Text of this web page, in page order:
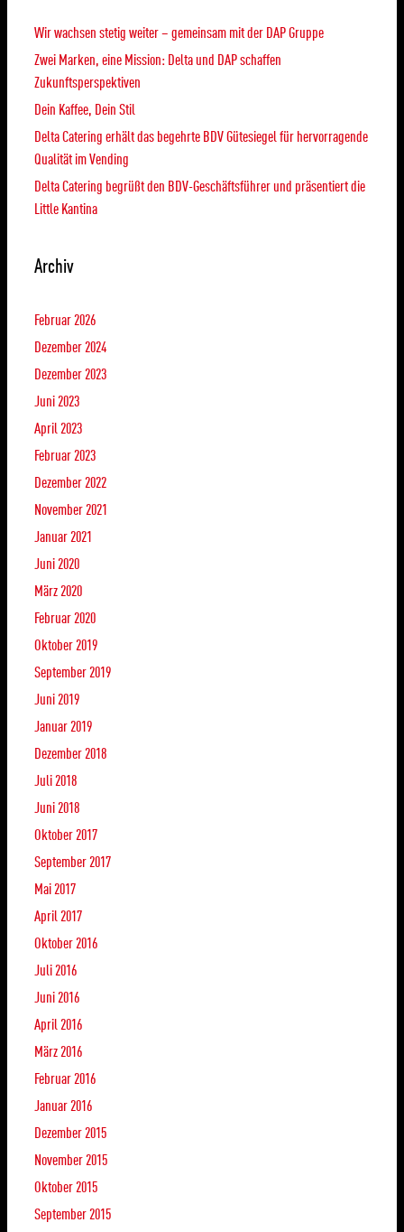
Wir wachsen stetig weiter – gemeinsam mit der DAP Gruppe
Zwei Marken, eine Mission: Delta und DAP schaffen
Zukunftsperspektiven
Dein Kaffee, Dein Stil
Delta Catering erhält das begehrte BDV Gütesiegel für hervorragende
Qualität im Vending
Delta Catering begrüßt den BDV-Geschäftsführer und präsentiert die
Little Kantina
Archiv
Februar 2026
Dezember 2024
Dezember 2023
Juni 2023
April 2023
Februar 2023
Dezember 2022
November 2021
Januar 2021
Juni 2020
März 2020
Februar 2020
Oktober 2019
September 2019
Juni 2019
Januar 2019
Dezember 2018
Juli 2018
Juni 2018
Oktober 2017
September 2017
Mai 2017
April 2017
Oktober 2016
Juli 2016
Juni 2016
April 2016
März 2016
Februar 2016
Januar 2016
Dezember 2015
November 2015
Oktober 2015
September 2015